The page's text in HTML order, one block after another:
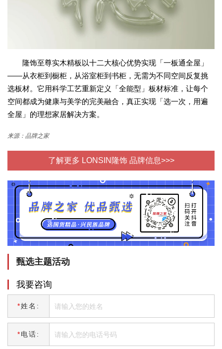
隆饰至尊实木精板以十二大核心优势实现「一板通全屋」
——从衣柜到橱柜，从浴室柜到书柜，无需为不同空间反复挑
选板材。它用科学工艺重新定义「全能型」板材标准，让每个
空间都成为健康与美学的完美融合，真正实现「选一次，用遍
全屋」的理想家居解决方案。
来源：品牌之家
了解更多 LONSIN隆饰 品牌信息>>>
甄选主题活动
我要咨询
*姓名:
*电话: